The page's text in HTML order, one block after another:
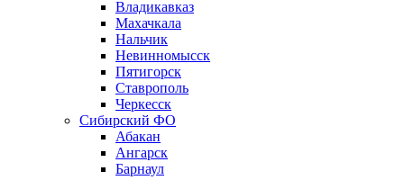
Владикавказ
Махачкала
Нальчик
Невинномысск
Пятигорск
Ставрополь
Черкесск
Сибирский ФО
Абакан
Ангарск
Барнаул